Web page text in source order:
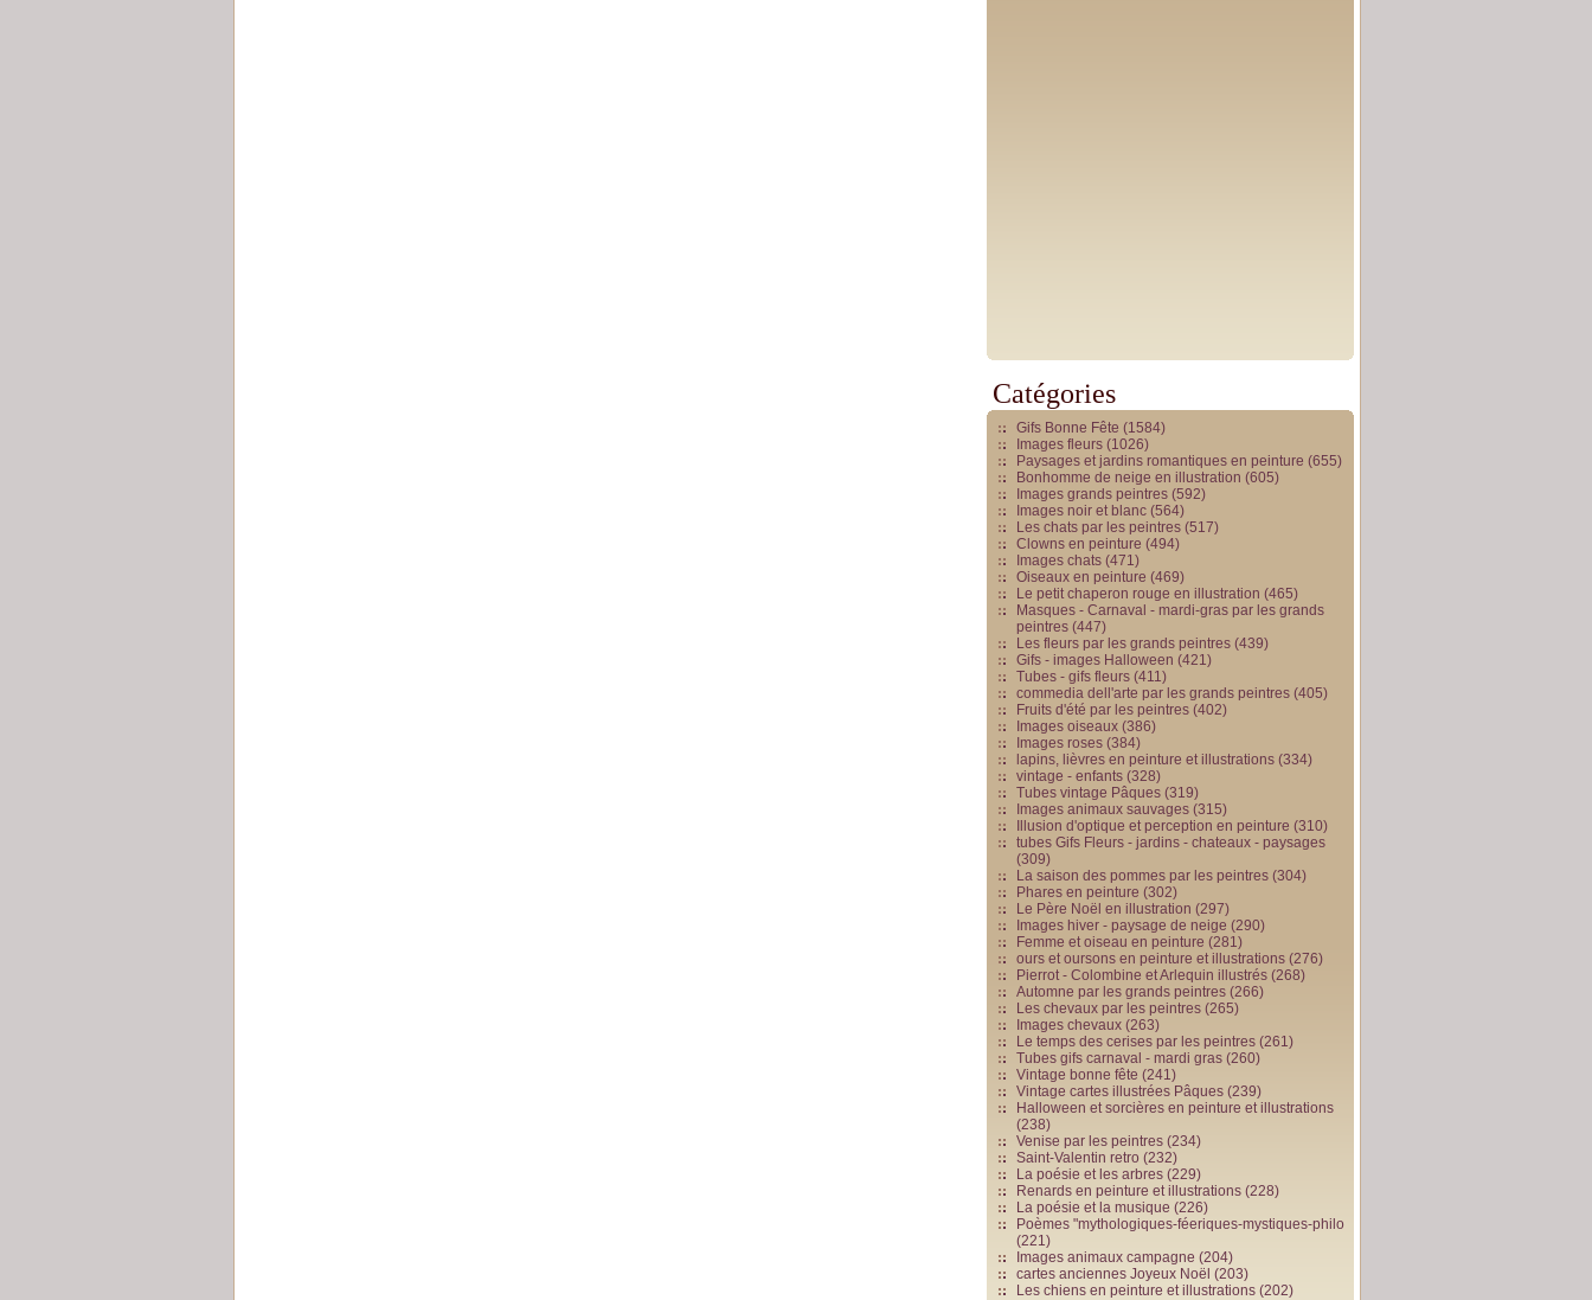
Catégories
Gifs Bonne Fête (1584)
Images fleurs (1026)
Paysages et jardins romantiques en peinture (655)
Bonhomme de neige en illustration (605)
Images grands peintres (592)
Images noir et blanc (564)
Les chats par les peintres (517)
Clowns en peinture (494)
Images chats (471)
Oiseaux en peinture (469)
Le petit chaperon rouge en illustration (465)
Masques - Carnaval - mardi-gras par les grands
peintres (447)
Les fleurs par les grands peintres (439)
Gifs - images Halloween (421)
Tubes - gifs fleurs (411)
commedia dell'arte par les grands peintres (405)
Fruits d'été par les peintres (402)
Images oiseaux (386)
Images roses (384)
lapins, lièvres en peinture et illustrations (334)
vintage - enfants (328)
Tubes vintage Pâques (319)
Images animaux sauvages (315)
Illusion d'optique et perception en peinture (310)
tubes Gifs Fleurs - jardins - chateaux - paysages
(309)
La saison des pommes par les peintres (304)
Phares en peinture (302)
Le Père Noël en illustration (297)
Images hiver - paysage de neige (290)
Femme et oiseau en peinture (281)
ours et oursons en peinture et illustrations (276)
Pierrot - Colombine et Arlequin illustrés (268)
Automne par les grands peintres (266)
Les chevaux par les peintres (265)
Images chevaux (263)
Le temps des cerises par les peintres (261)
Tubes gifs carnaval - mardi gras (260)
Vintage bonne fête (241)
Vintage cartes illustrées Pâques (239)
Halloween et sorcières en peinture et illustrations
(238)
Venise par les peintres (234)
Saint-Valentin retro (232)
La poésie et les arbres (229)
Renards en peinture et illustrations (228)
La poésie et la musique (226)
Poèmes "mythologiques-féeriques-mystiques-philo
(221)
Images animaux campagne (204)
cartes anciennes Joyeux Noël (203)
Les chiens en peinture et illustrations (202)